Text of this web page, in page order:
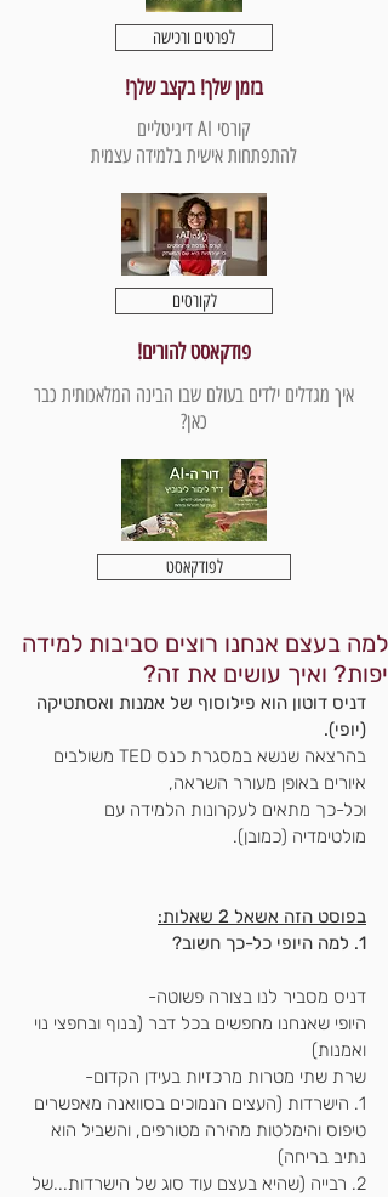
לפרטים ורכישה
בזמן שלך! בקצב שלך!
קורסי AI דיגיטליים
להתפתחות אישית בלמידה עצמית
לקורסים
פודקאסט להורים!
איך מגדלים ילדים בעולם שבו הבינה המלאכותית כבר
כאן?
לפודקאסט
למה בעצם אנחנו רוצים סביבות למידה
יפות? ואיך עושים את זה?
דניס דוטון הוא פילוסוף של אמנות ואסתטיקה
(יופי).
בהרצאה שנשא במסגרת כנס TED משולבים
איורים באופן מעורר השראה,
וכל-כך מתאים לעקרונות הלמידה עם
מולטימדיה (כמובן).
בפוסט הזה אשאל 2 שאלות:
1. למה היופי כל-כך חשוב?
דניס מסביר לנו בצורה פשוטה-
היופי שאנחנו מחפשים בכל דבר (בנוף ובחפצי נוי
ואמנות)
שרת שתי מטרות מרכזיות בעידן הקדום-
1. הישרדות (העצים הנמוכים בסוואנה מאפשרים
טיפוס והימלטות מהירה מטורפים, והשביל הוא
נתיב בריחה)
2. רבייה (שהיא בעצם עוד סוג של הישרדות...של